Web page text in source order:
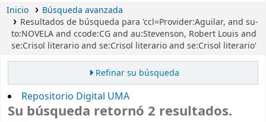
Inicio
Búsqueda avanzada
Resultados de búsqueda para 'ccl=Provider:Aguilar, and su-
to:NOVELA and ccode:CG and au:Stevenson, Robert Louis and
se:Crisol literario and se:Crisol literario and se:Crisol literario'
Refinar su búsqueda
Repositorio Digital UMA
Su búsqueda retornó 2 resultados.